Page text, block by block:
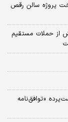
پروژه سالن رقص
از حملات مستقیم
«توافق‌نامه